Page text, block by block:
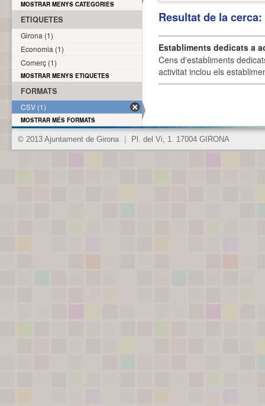
Resultat de la
Establiments dedicats a
Cens d'establiments
activitat inclou els
MOSTRAR MENYS CATEGORIES
ETIQUETES
Girona (1)
Economia (1)
Comerç (1)
MOSTRAR MENYS ETIQUETES
FORMATS
CSV (1)
MOSTRAR MÉS FORMATS
© 2013 Ajuntament de Girona Pl. del Vi, 1. 17004 GIRONA